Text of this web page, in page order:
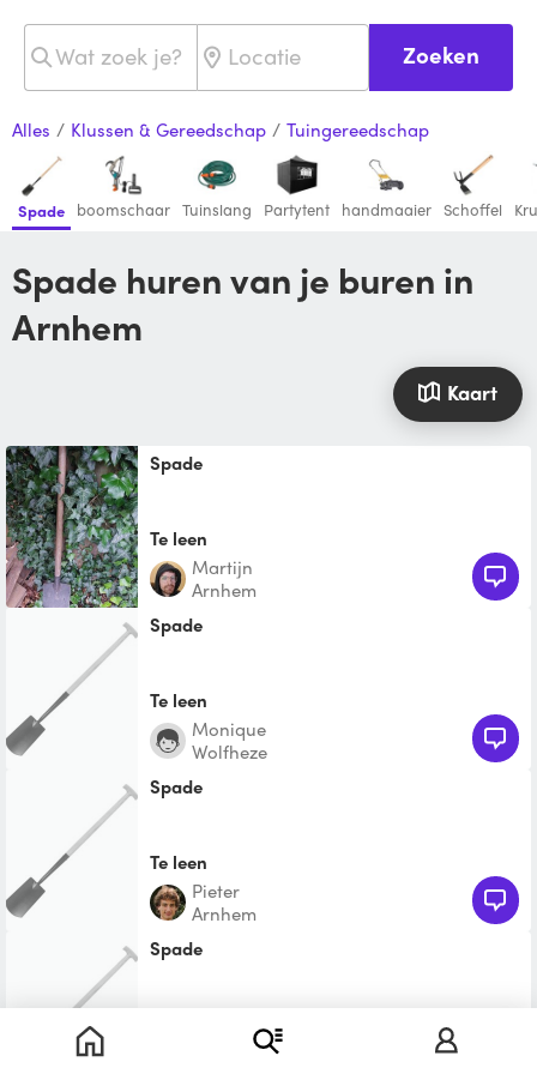
Zoeken
Alles / Klussen & Gereedschap / Tuingereedschap
Spade boomschaar Tuinslang Partytent handmaaier Schoffel
Spade huren van je buren in
Arnhem
Kaart
Spade
Te leen
Martijn
Arnhem
Spade
Te leen
Monique
Wolfheze
Spade
Te leen
Pieter
Arnhem
Spade